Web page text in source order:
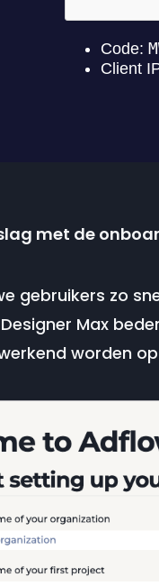
met de
gebruikers zo
Max
worden